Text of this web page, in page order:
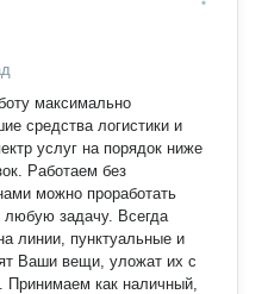
максимально
средства логистики и
Работаем без
задачу. Всегда
линии, пунктуальные и